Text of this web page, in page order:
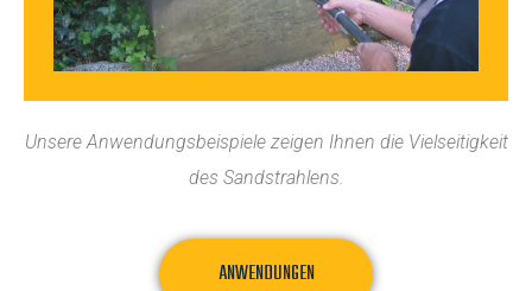
Unsere Anwendungsbeispiele zeigen Ihnen die Vielseitigkeit
des Sandstrahlens.
ANWENDUNGEN